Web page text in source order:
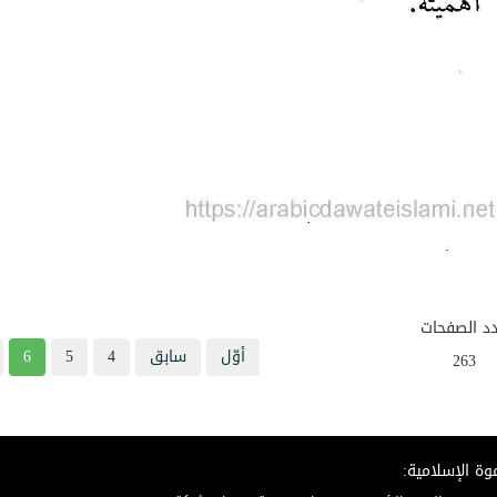
أوّل سابق 4
5
6
الصفحات
263
الإسلامية: